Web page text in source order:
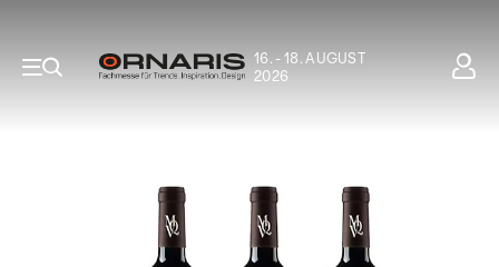
16. - 18. AUGUST
2026